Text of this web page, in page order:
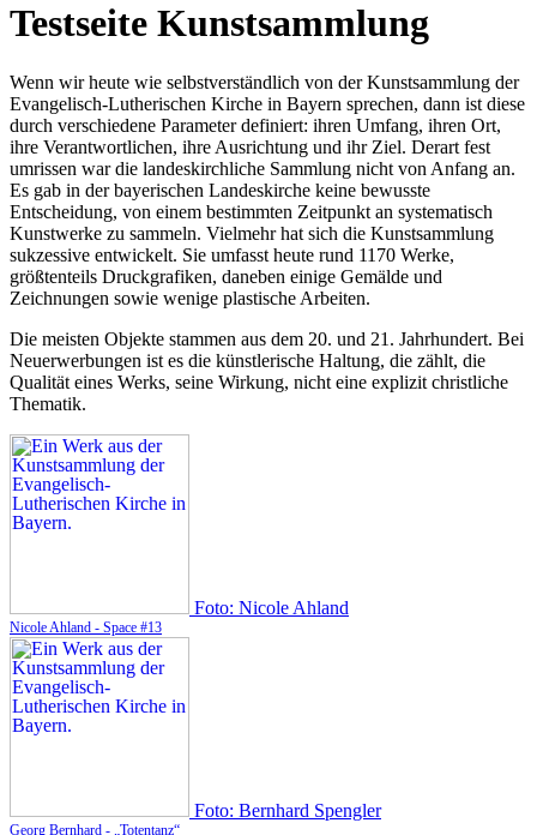
Testseite Kunstsammlung
Wenn wir heute wie selbstverständlich von der Kunstsammlung der
Evangelisch-Lutherischen Kirche in Bayern sprechen, dann ist diese
durch verschiedene Parameter definiert: ihren Umfang, ihren Ort,
ihre Verantwortlichen, ihre Ausrichtung und ihr Ziel. Derart fest
umrissen war die landeskirchliche Sammlung nicht von Anfang an.
Es gab in der bayerischen Landeskirche keine bewusste
Entscheidung, von einem bestimmten Zeitpunkt an systematisch
Kunstwerke zu sammeln. Vielmehr hat sich die Kunstsammlung
sukzessive entwickelt. Sie umfasst heute rund 1170 Werke,
größtenteils Druckgrafiken, daneben einige Gemälde und
Zeichnungen sowie wenige plastische Arbeiten.
Die meisten Objekte stammen aus dem 20. und 21. Jahrhundert. Bei
Neuerwerbungen ist es die künstlerische Haltung, die zählt, die
Qualität eines Werks, seine Wirkung, nicht eine explizit christliche
Thematik.
Foto: Nicole Ahland
Nicole Ahland - Space #13
Foto: Bernhard Spengler
Georg Bernhard - „Totentanz“